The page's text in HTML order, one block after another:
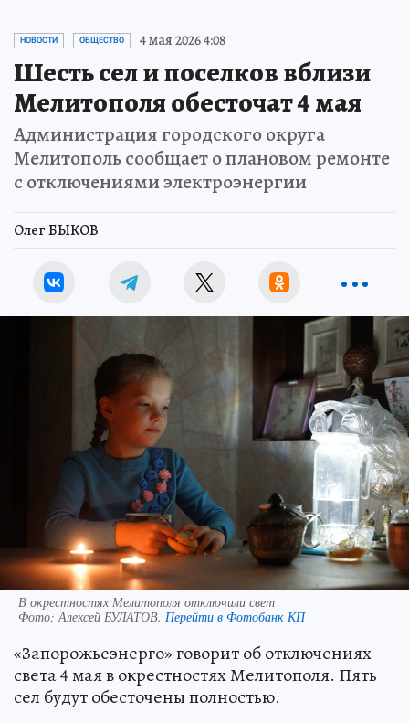
НОВОСТИ ОБЩЕСТВО 4 мая 2026 4:08
Шесть сел и поселков вблизи
Мелитополя обесточат 4 мая
Администрация городского округа
Мелитополь сообщает о плановом ремонте
с отключениями электроэнергии
Олег БЫКОВ
В окрестностях Мелитополя отключили свет
Фото: Алексей БУЛАТОВ. Перейти в Фотобанк КП
«Запорожьеэнерго» говорит об отключениях
света 4 мая в окрестностях Мелитополя. Пять
сел будут обесточены полностью.